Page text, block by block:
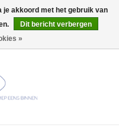
0 Artikelen - €0,00
je akkoord met het gebruik van
Dit bericht verbergen
»
op Do 13/08